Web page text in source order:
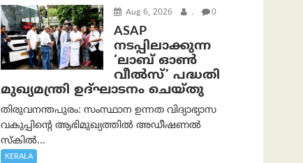
Aug 6, 2026 . 0
ASAP
നടപ്പിലാക്കുന്ന
‘ലാബ് ഓൺ
വീൽസ്’ പദ്ധതി
മുഖ്യമന്ത്രി ഉദ്ഘാടനം ചെയ്തു
തിരുവനന്തപുരം: സംസ്ഥാന ഉന്നത വിദ്യാഭ്യാസ
വകുപ്പിന്റെ ആഭിമുഖ്യത്തിൽ അഡീഷണൽ
സ്കിൽ...
KERALA